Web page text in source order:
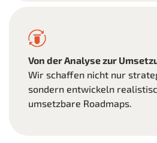
Von der Analyse zur
Wir schaffen nicht nur
sondern entwickeln
umsetzbare Roadmaps.